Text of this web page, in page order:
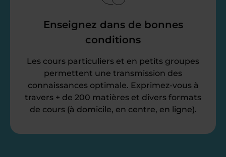
Enseignez dans de bonnes
conditions
Les cours particuliers et en petits groupes
permettent une transmission des
connaissances optimale. Exprimez-vous à
travers + de 200 matières et divers formats
de cours (à domicile, en centre, en ligne).